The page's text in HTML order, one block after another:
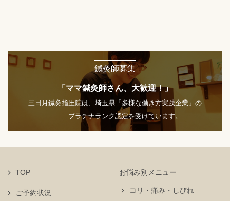
鍼灸師募集
「ママ鍼灸師さん、大歓迎！」
三日月鍼灸指圧院は、埼玉県「多様な働き方実践企業」の
プラチナランク認定を受けています。
TOP
ご予約状況
お悩み別メニュー
コリ・痛み・しびれ